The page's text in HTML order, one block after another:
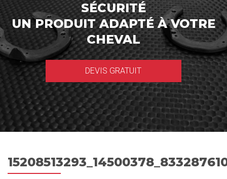
SÉCURITÉ
UN PRODUIT ADAPTÉ À VOTRE
CHEVAL
DEVIS GRATUIT